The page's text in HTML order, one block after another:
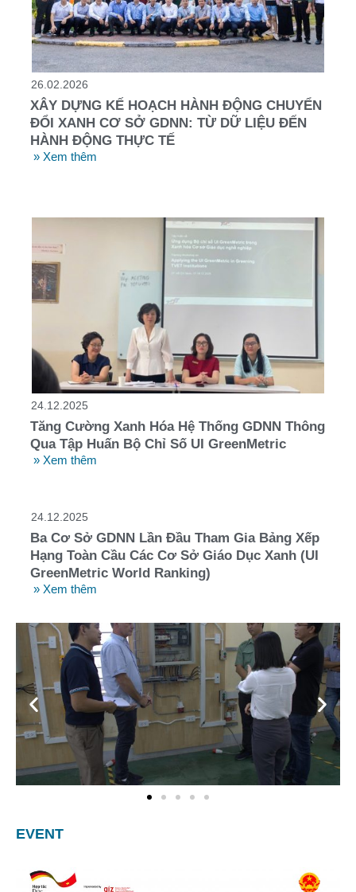
26.02.2026
XÂY DỰNG KẾ HOẠCH HÀNH ĐỘNG CHUYỂN
ĐỔI XANH CƠ SỞ GDNN: TỪ DỮ LIỆU ĐẾN
HÀNH ĐỘNG THỰC TẾ
» Xem thêm
24.12.2025
Tăng Cường Xanh Hóa Hệ Thống GDNN Thông
Qua Tập Huấn Bộ Chỉ Số UI GreenMetric
» Xem thêm
24.12.2025
Ba Cơ Sở GDNN Lần Đầu Tham Gia Bảng Xếp
Hạng Toàn Cầu Các Cơ Sở Giáo Dục Xanh (UI
GreenMetric World Ranking)
» Xem thêm
EVENT